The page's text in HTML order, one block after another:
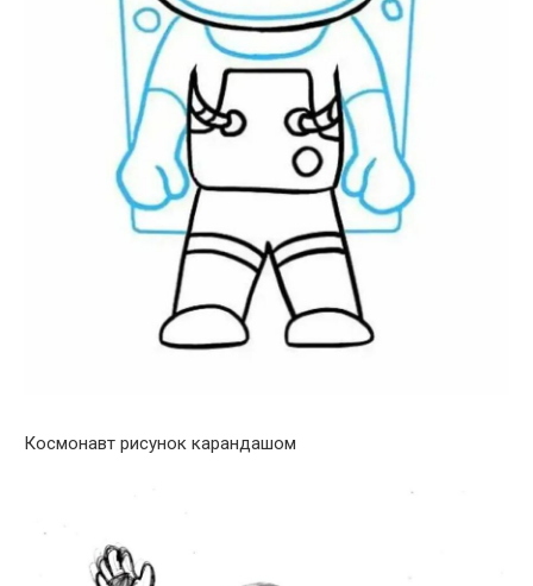
Космонавт рисунок карандашом